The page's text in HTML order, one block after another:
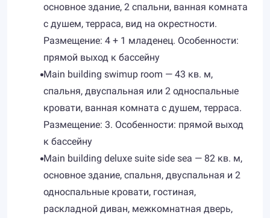
основное здание, 2 спальни, ванная комната
с душем, терраса, вид на окрестности.
Размещение: 4 + 1 младенец. Особенности:
прямой выход к бассейну
Main building swimup room — 43 кв. м,
спальня, двуспальная или 2 односпальные
кровати, ванная комната с душем, терраса.
Размещение: 3. Особенности: прямой выход
к бассейну
Main building deluxe suite side sea — 82 кв. м,
основное здание, спальня, двуспальная и 2
односпальные кровати, гостиная,
раскладной диван, межкомнатная дверь,